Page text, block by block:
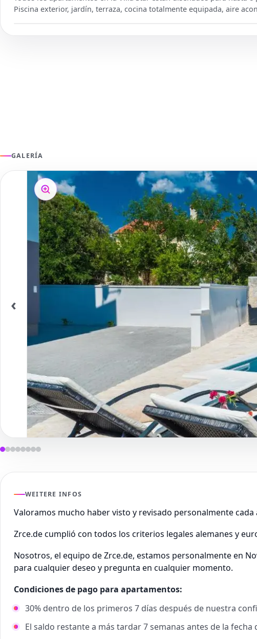
Piscina exterior, jardín, terraza, cocina totalmente equipada, aire
GALERÍA
‹
WEITERE INFOS
Valoramos mucho haber visto y revisado personalmente cada
Zrce.de cumplió con todos los criterios legales alemanes y
Nosotros, el equipo de Zrce.de, estamos personalmente en
para cualquier deseo y pregunta en cualquier momento.
Condiciones de pago para apartamentos:
30% dentro de los primeros 7 días después de nuestra
El saldo restante a más tardar 7 semanas antes de la fecha